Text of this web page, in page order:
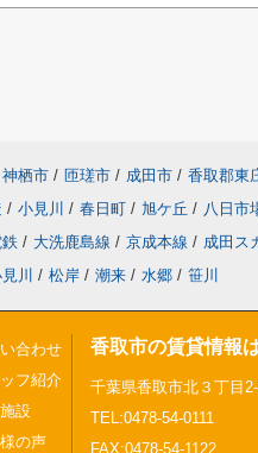
神栖市 / 匝瑳市 / 成田市 / 香取郡東
/ 小見川 / 春日町 / 旭ケ丘 / 八日市
/ 大洗鹿島線 / 京成本線 / 成田ス
川 / 松岸 / 潮来 / 水郷 / 笹川
合わせ
フ紹介
設
の声
香取市の賃貸情報
千葉県香取市北３丁目
TEL:0478-54-0111
FAX:0478-54-1122